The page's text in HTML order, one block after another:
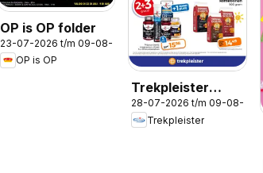
OP is OP folder
23-07-2026 t/m 09-08-2026
OP is OP
Trekpleister
folder
28-07-2026 t/m 09-08-2026
Trekpleister